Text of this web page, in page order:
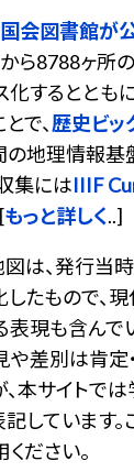
会図書館が
ら8788ヶ所
するととも
で、歴史ビッ
地理情報基
集にはIIIF
もっと詳しく..]
は、発行当
たもので、
現も含んで
差別は肯定
本サイトで
しています。
ださい。